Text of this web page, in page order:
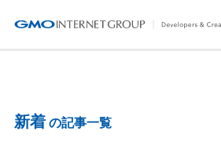
新着の記事一覧